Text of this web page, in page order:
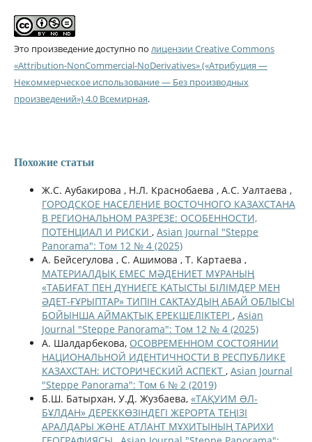
Это произведение доступно по лицензии Creative Commons
«Attribution-NonCommercial-NoDerivatives» («Атрибуция —
Некоммерческое использование — Без производных
произведений») 4.0 Всемирная.
Похожие статьи
Ж.С. Аубакирова , Н.Л. Краснобаева , А.С. Уалтаева ,
ГОРОДСКОЕ НАСЕЛЕНИЕ ВОСТОЧНОГО КАЗАХСТАНА
В РЕГИОНАЛЬНОМ РАЗРЕЗЕ: ОСОБЕННОСТИ,
ПОТЕНЦИАЛ И РИСКИ , Asian Journal "Steppe
Panorama": Том 12 № 4 (2025)
А. Бейсегулова , С. Ашимова , Т. Картаева ,
МАТЕРИАЛДЫҚ ЕМЕС МӘДЕНИЕТ МҰРАНЫҢ
«ТАБИҒАТ ПЕН ДҮНИЕГЕ ҚАТЫСТЫ БІЛІМДЕР МЕН
ӘДЕТ-ҒҰРЫПТАР» ТИПІН САҚТАУДЫҢ АБАЙ ОБЛЫСЫ
БОЙЫНША АЙМАҚТЫҚ ЕРЕКШЕЛІКТЕРІ , Asian
Journal "Steppe Panorama": Том 12 № 4 (2025)
А. Шалдарбекова, ОСОВРЕМЕННОМ СОСТОЯНИИ
НАЦИОНАЛЬНОЙ ИДЕНТИЧНОСТИ В РЕСПУБЛИКЕ
КАЗАХСТАН: ИСТОРИЧЕСКИЙ АСПЕКТ , Asian Journal
"Steppe Panorama": Том 6 № 2 (2019)
Б.Ш. Батырхан, У.Д. Жузбаева, «ТАҚУИМ ƏЛ-
БҰЛДАН» ДЕРЕККӨЗІНДЕГІ ЖЕРОРТА ТЕҢІЗІ
АРАЛДАРЫ ЖƏНЕ АТЛАНТ МҰХИТЫНЫҢ ТАРИХИ